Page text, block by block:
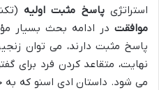
استراتژیپاسخ مثبت اولیه
موافقت در ادامه بحث بسیار
پاسخ مثبت دارند، می توان
نهایت، متقاعد کردن فرد برای
می شود. داستان ادی اسنو که به